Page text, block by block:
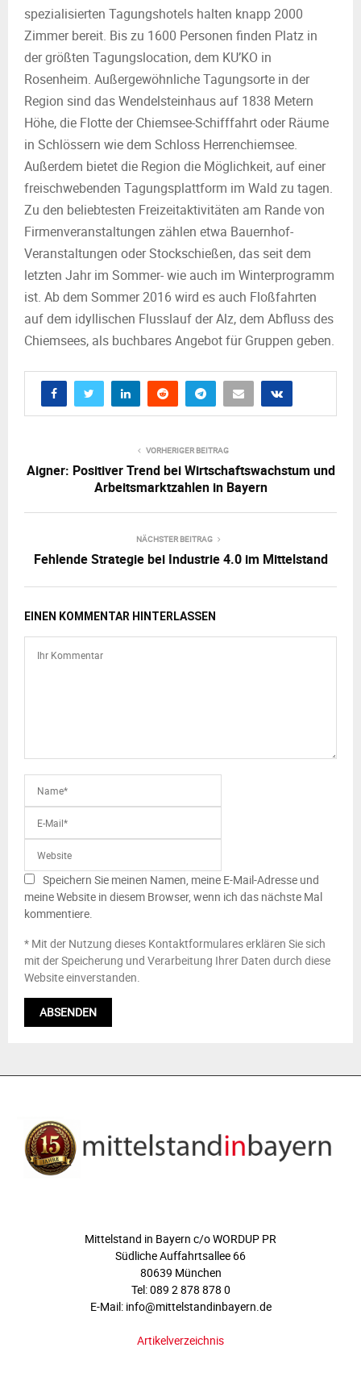
spezialisierten Tagungshotels halten knapp 2000
Zimmer bereit. Bis zu 1600 Personen finden Platz in
der größten Tagungslocation, dem KU’KO in
Rosenheim. Außergewöhnliche Tagungsorte in der
Region sind das Wendelsteinhaus auf 1838 Metern
Höhe, die Flotte der Chiemsee-Schifffahrt oder Räume
in Schlössern wie dem Schloss Herrenchiemsee.
Außerdem bietet die Region die Möglichkeit, auf einer
freischwebenden Tagungsplattform im Wald zu tagen.
Zu den beliebtesten Freizeitaktivitäten am Rande von
Firmenveranstaltungen zählen etwa Bauernhof-
Veranstaltungen oder Stockschießen, das seit dem
letzten Jahr im Sommer- wie auch im Winterprogramm
ist. Ab dem Sommer 2016 wird es auch Floßfahrten
auf dem idyllischen Flusslauf der Alz, dem Abfluss des
Chiemsees, als buchbares Angebot für Gruppen geben.
VORHERIGER BEITRAG
Aigner: Positiver Trend bei Wirtschaftswachstum und
Arbeitsmarktzahlen in Bayern
NÄCHSTER BEITRAG
Fehlende Strategie bei Industrie 4.0 im Mittelstand
EINEN KOMMENTAR HINTERLASSEN
Speichern Sie meinen Namen, meine E-Mail-Adresse und
meine Website in diesem Browser, wenn ich das nächste Mal
kommentiere.
* Mit der Nutzung dieses Kontaktformulares erklären Sie sich
mit der Speicherung und Verarbeitung Ihrer Daten durch diese
Website einverstanden.
Mittelstand in Bayern c/o WORDUP PR
Südliche Auffahrtsallee 66
80639 München
Tel: 089 2 878 878 0
E-Mail: info@mittelstandinbayern.de
Artikelverzeichnis